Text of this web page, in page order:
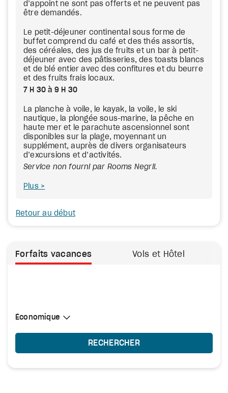
d’appoint ne sont pas offerts et ne peuvent pas
être demandés.
Le petit-déjeuner continental sous forme de
buffet comprend du café et des thés assortis,
des céréales, des jus de fruits et un bar à petit-
déjeuner avec des pâtisseries, des toasts blancs
et de blé entier avec des confitures et du beurre
et des fruits frais locaux.
7 H 30 à 9 H 30
La planche à voile, le kayak, la voile, le ski
nautique, la plongée sous-marine, la pêche en
haute mer et le parachute ascensionnel sont
disponibles sur la plage, moyennant un
supplément, auprès de divers organisateurs
d’excursions et d’activités.
‍Service non fourni par Rooms Negril.
Plus
Retour au début
Forfaits vacances Vols et Hôtel
Sélectionner une cabine
Économique
Économique
RECHERCHER